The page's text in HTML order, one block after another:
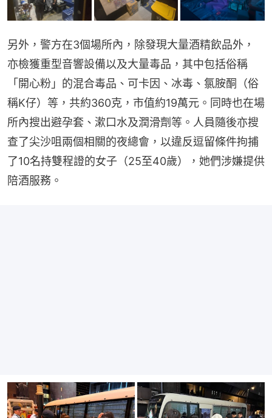
另外，警方在3個場所內，除發現大量酒精飲品外，
亦檢獲重型音響設備以及大量毒品，其中包括俗稱
「開心粉」的混合毒品、可卡因、冰毒、氯胺酮（俗
稱K仔）等，共約360克，市值約19萬元。同時也在場
所內搜出避孕套、漱口水及潤滑劑等。人員隨後亦搜
查了尖沙咀兩個相關的夜總會，以違反逗留條件拘捕
了10名持雙程證的女子（25至40歲），她們涉嫌提供
陪酒服務。